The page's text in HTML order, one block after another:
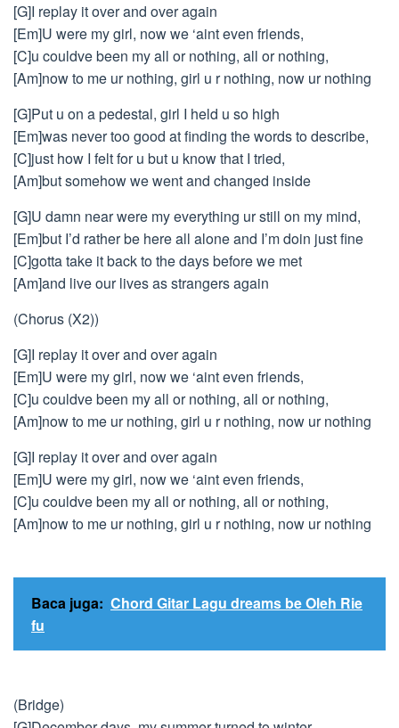
[G]I replay it over and over again
[Em]U were my girl, now we ‘aint even friends,
[C]u couldve been my all or nothing, all or nothing,
[Am]now to me ur nothing, girl u r nothing, now ur nothing
[G]Put u on a pedestal, girl I held u so high
[Em]was never too good at finding the words to describe,
[C]just how I felt for u but u know that I tried,
[Am]but somehow we went and changed inside
[G]U damn near were my everything ur still on my mind,
[Em]but I’d rather be here all alone and I’m doin just fine
[C]gotta take it back to the days before we met
[Am]and live our lives as strangers again
(Chorus (X2))
[G]I replay it over and over again
[Em]U were my girl, now we ‘aint even friends,
[C]u couldve been my all or nothing, all or nothing,
[Am]now to me ur nothing, girl u r nothing, now ur nothing
[G]I replay it over and over again
[Em]U were my girl, now we ‘aint even friends,
[C]u couldve been my all or nothing, all or nothing,
[Am]now to me ur nothing, girl u r nothing, now ur nothing
Baca juga: Chord Gitar Lagu dreams be Oleh Rie
fu
(Bridge)